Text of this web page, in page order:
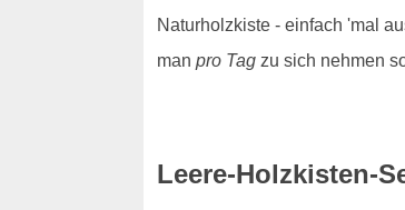
Naturholzkiste - einfach 'mal
man pro Tagzu sich nehmen
Leere-Holzkisten-